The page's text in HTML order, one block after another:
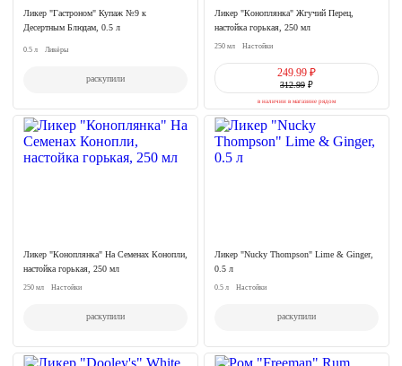
Ликер "Гастроном" Купаж №9 к
Десертным Блюдам, 0.5 л
0.5 л Ликёры
раскупили
Ликер "Коноплянка" Жгучий Перец,
настойка горькая, 250 мл
250 мл Настойки
249.99 ₽
312.99 ₽
в наличии в магазине рядом
Ликер "Коноплянка" На Семенах Конопли,
настойка горькая, 250 мл
250 мл Настойки
раскупили
Ликер "Nucky Thompson" Lime & Ginger,
0.5 л
0.5 л Настойки
раскупили